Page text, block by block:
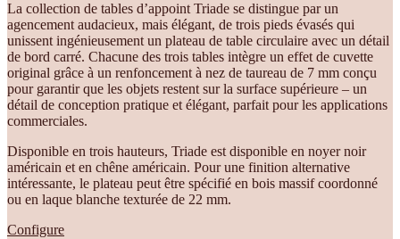
La collection de tables d’appoint Triade se distingue par un
agencement audacieux, mais élégant, de trois pieds évasés qui
unissent ingénieusement un plateau de table circulaire avec un détail
de bord carré. Chacune des trois tables intègre un effet de cuvette
original grâce à un renfoncement à nez de taureau de 7 mm conçu
pour garantir que les objets restent sur la surface supérieure – un
détail de conception pratique et élégant, parfait pour les applications
commerciales.
Disponible en trois hauteurs, Triade est disponible en noyer noir
américain et en chêne américain. Pour une finition alternative
intéressante, le plateau peut être spécifié en bois massif coordonné
ou en laque blanche texturée de 22 mm.
Configure